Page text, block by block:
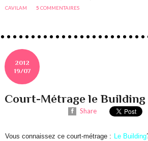
CAVILAM
5 COMMENTAIRES
2012
19/07
Court-Métrage le Building
Share
Vous connaissez ce court-métrage : Le Building